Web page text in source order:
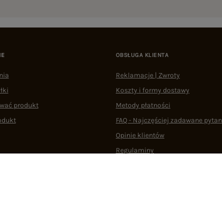
produkt
OBSŁUGA KLIENTA
Reklamacje | Zwroty
Koszty i formy dostawy
Metody płatności
FAQ - Najczęściej zadawane
Opinie klientów
Regulaminy